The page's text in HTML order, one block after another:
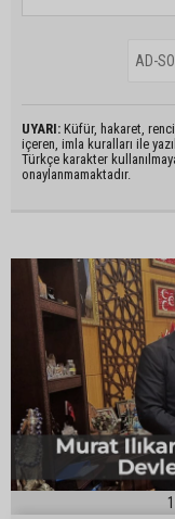
UYARI: Küfür, hakaret,
içeren, imla kuralları ile
Türkçe karakter
onaylanmamaktadır.